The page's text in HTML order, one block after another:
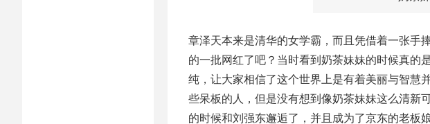
章泽天本来是清华的女学霸，而且凭借着一张手
的一批网红了吧？当时看到奶茶妹妹的时候真的
纯，让大家相信了这个世界上是有着美丽与智慧
些呆板的人，但是没有想到像奶茶妹妹这么清新
的时候和刘强东邂逅了，并且成为了京东的老板